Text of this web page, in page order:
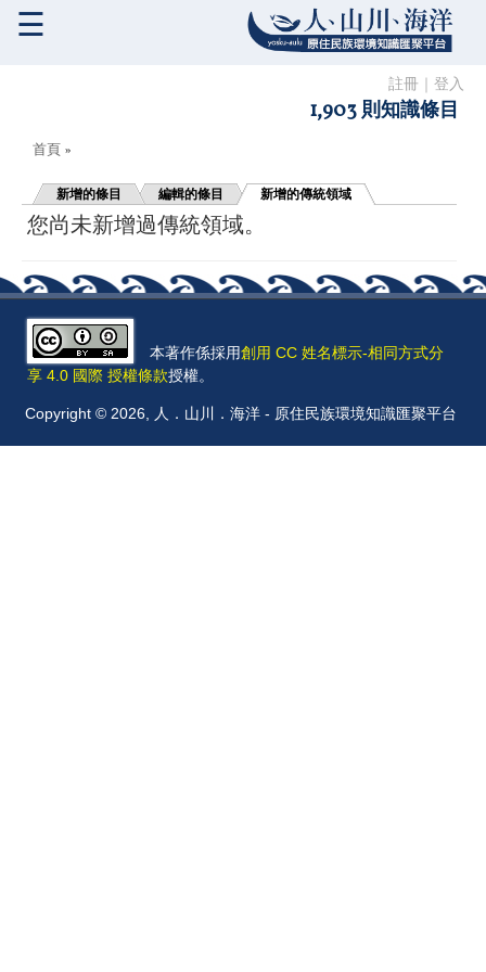
註冊 登入
1,903 則知識條目
☰
您在這裡
首頁 »
新增的條目 編輯的條目 新增的傳統領域
您尚未新增過傳統領域。
本著作係採用創用 CC 姓名標示-相同方式分
享 4.0 國際 授權條款授權。
Copyright © 2026, 人．山川．海洋 - 原住民族環境知識匯聚平台